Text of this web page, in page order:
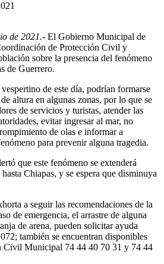
de 2021.- El Gobierno Municipal de
de Protección Civil y
sobre la presencia del fenómeno
de Guerrero.
de este día, podrían formarse
altura en algunas zonas, por lo que se
de servicios y turistas, atender las
evitar ingresar al mar, no
de olas e informar a
para prevenir alguna tragedia.
que este fenómeno se extenderá
Chiapas, y se espera que disminuya
a seguir las recomendaciones de la
de emergencia, el arrastre de alguna
de arena, pueden solicitar ayuda
también se encuentran disponibles
Civil Municipal 74 44 40 70 31 y 74 44